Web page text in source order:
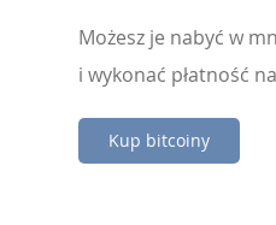
Możesz je nabyć w
i wykonać płatność
Kup bitcoiny